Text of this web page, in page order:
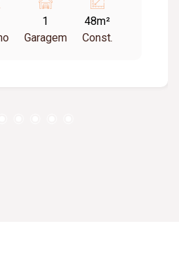
Inclui água e gás
24hs, 2 elevadores,
festas, brinquedoteca.
1
Garagem
48m²
Const.